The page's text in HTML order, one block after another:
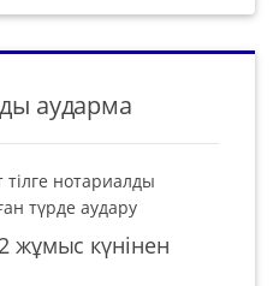
аударма
нотариалды
түрде аудару
жұмыс күнінен